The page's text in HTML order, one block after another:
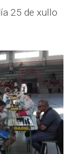
25 de xullo